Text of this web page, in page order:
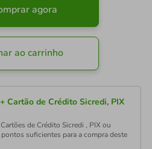
agora
ao carrinho
Cartão de Crédito Sicredi, PIX
de Crédito Sicredi , PIX ou
suficientes para a compra deste